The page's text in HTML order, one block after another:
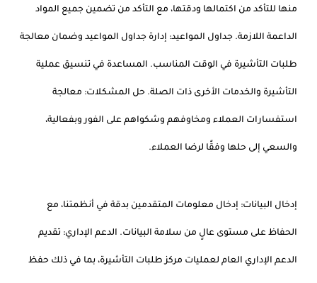
منها للتأكد من اكتمالها ودقتها، مع التأكد من تضمين جميع المواد
الداعمة اللازمة. جداول المواعيد: إدارة جداول المواعيد وضمان معالجة
طلبات التأشيرة في الوقت المناسب. المساعدة في تنسيق عملية
التأشيرة والخدمات الأخرى ذات الصلة. حل المشكلات: معالجة
استفسارات العملاء ومخاوفهم وشكواهم على الفور وبفعالية،
والسعي إلى حلها وفقًا لرضا العملاء.
إدخال البيانات: إدخال معلومات المتقدمين بدقة في أنظمتنا، مع
الحفاظ على مستوى عالٍ من سلامة البيانات. الدعم الإداري: تقديم
الدعم الإداري العام لعمليات مركز طلبات التأشيرة، بما في ذلك حفظ